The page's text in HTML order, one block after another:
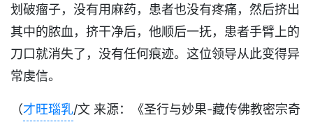
划破瘤子，没有用麻药，患者也没有疼痛，然后挤出
其中的脓血，挤干净后，他顺后一抚，患者手臂上的
刀口就消失了，没有任何痕迹。这位领导从此变得异
常虔信。
（才旺瑙乳/文 来源：《圣行与妙果-藏传佛教密宗奇